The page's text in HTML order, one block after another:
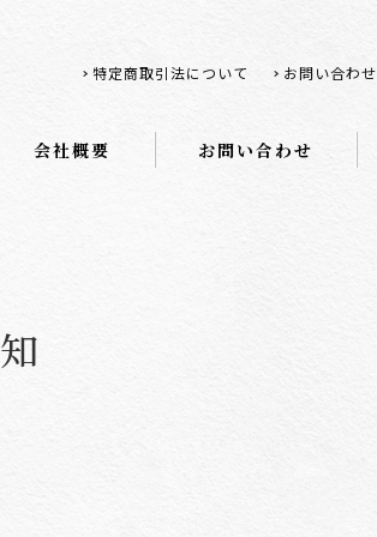
特定商取引法について お問い合わせ
会社概要 お問い合わせ
知る
・
楽
し